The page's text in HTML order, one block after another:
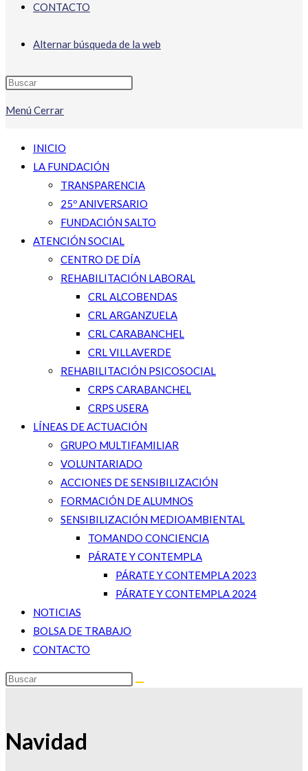
CONTACTO
Alternar búsqueda de la web
Menú Cerrar
INICIO
LA FUNDACIÓN
TRANSPARENCIA
25º ANIVERSARIO
FUNDACIÓN SALTO
ATENCIÓN SOCIAL
CENTRO DE DÍA
REHABILITACIÓN LABORAL
CRL ALCOBENDAS
CRL ARGANZUELA
CRL CARABANCHEL
CRL VILLAVERDE
REHABILITACIÓN PSICOSOCIAL
CRPS CARABANCHEL
CRPS USERA
LÍNEAS DE ACTUACIÓN
GRUPO MULTIFAMILIAR
VOLUNTARIADO
ACCIONES DE SENSIBILIZACIÓN
FORMACIÓN DE ALUMNOS
SENSIBILIZACIÓN MEDIOAMBIENTAL
TOMANDO CONCIENCIA
PÁRATE Y CONTEMPLA
PÁRATE Y CONTEMPLA 2023
PÁRATE Y CONTEMPLA 2024
NOTICIAS
BOLSA DE TRABAJO
CONTACTO
Navidad